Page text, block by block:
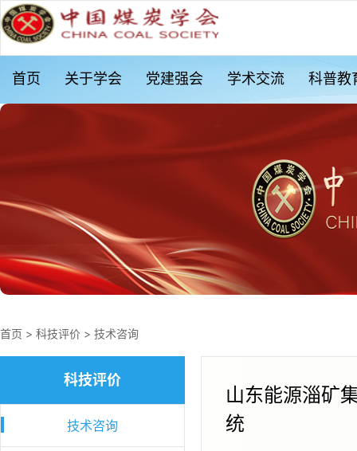
首页 关于学会 党建强会 学术交流 科普教
首页 > 科技评价 > 技术咨询
科技评价
技术咨询
山东能源淄矿
统